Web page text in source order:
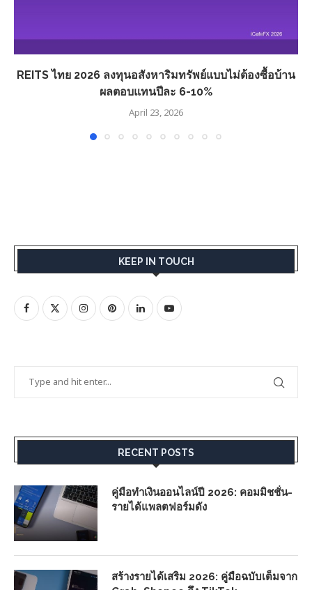
REITS ไทย 2026 ลงทุนอสังหาริมทรัพย์แบบไม่ต้องซื้อบ้าน
ผลตอบแทนปีละ 6-10%
April 23, 2026
KEEP IN TOUCH
RECENT POSTS
คู่มือทำเงินออนไลน์ปี 2026: คอมมิชชั่น-
รายได้แพลตฟอร์มดัง
สร้างรายได้เสริม 2026: คู่มือฉบับเต็มจาก